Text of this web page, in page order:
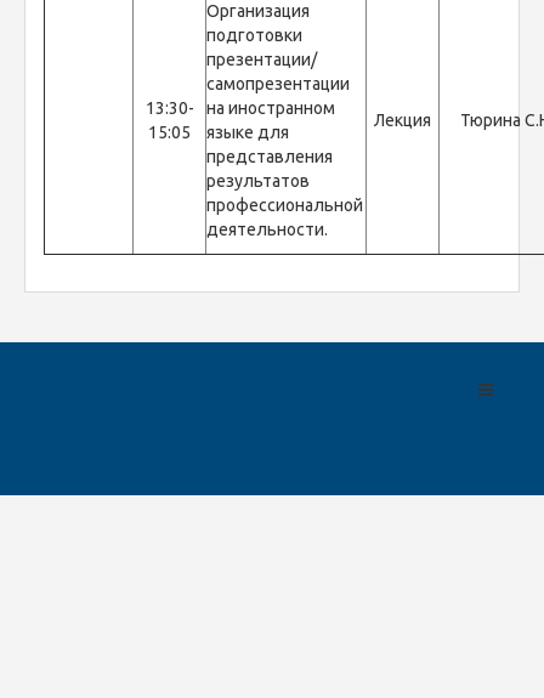
13:30-
15:05
Организация
подготовки
презентации/
самопрезентации
на иностранном
языке для
представления
результатов
профессиональной
деятельности.
Лекция Тюрина